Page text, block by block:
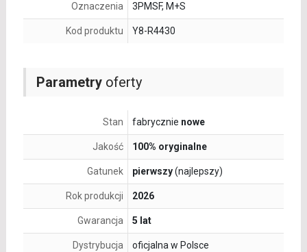
Parametryoferty
Stan fabrycznie nowe
Jakość 100% oryginalne
Gatunek pierwszy(najlepszy)
Rok produkcji 2026
Gwarancja 5 lat
Dystrybucja oficjalna w Polsce
Oznaczenia 3PMSF, M+S
Kod produktu Y8-R4430